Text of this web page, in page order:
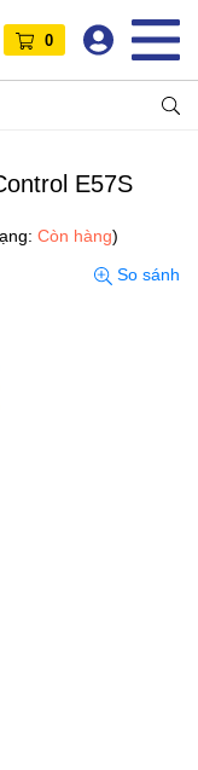
0
E57S
Còn hàng)
So sánh